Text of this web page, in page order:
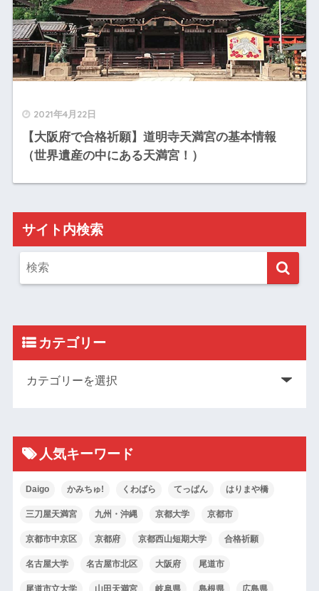
2021年4月22日
【大阪府で合格祈願】道明寺天満宮の基本情報
（世界遺産の中にある天満宮！）
サイト内検索
カテゴリー
人気キーワード
Daigo かみちゅ! くわばら てっぱん はりまや橋
三刀屋天満宮 九州・沖縄 京都大学 京都市
京都市中京区 京都府 京都西山短期大学 合格祈願
名古屋大学 名古屋市北区 大阪府 尾道市
尾道市立大学 山田天満宮 岐阜県 島根県 広島県